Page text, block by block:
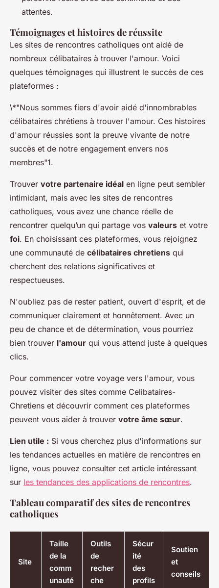
attentes.
Témoignages et histoires de réussite
Les sites de rencontres catholiques ont aidé de
nombreux célibataires à trouver l'amour. Voici
quelques témoignages qui illustrent le succès de ces
plateformes :
\*"Nous sommes fiers d'avoir aidé d'innombrables
célibataires chrétiens à trouver l'amour. Ces histoires
d'amour réussies sont la preuve vivante de notre
succès et de notre engagement envers nos
membres"1.
Trouver votre partenaire idéal en ligne peut sembler
intimidant, mais avec les sites de rencontres
catholiques, vous avez une chance réelle de
rencontrer quelqu’un qui partage vos valeurs et votre
foi. En choisissant ces plateformes, vous rejoignez
une communauté de célibataires chretiens qui
cherchent des relations significatives et
respectueuses.
N'oubliez pas de rester patient, ouvert d'esprit, et de
communiquer clairement et honnêtement. Avec un
peu de chance et de détermination, vous pourriez
bien trouver l'amour qui vous attend juste à quelques
clics.
Pour commencer votre voyage vers l'amour, vous
pouvez visiter des sites comme Celibataires-
Chretiens et découvrir comment ces plateformes
peuvent vous aider à trouver votre âme sœur.
Lien utile : Si vous cherchez plus d'informations sur
les tendances actuelles en matière de rencontres en
ligne, vous pouvez consulter cet article intéressant
sur les tendances des applications de rencontres.
Tableau comparatif des sites de rencontres
catholiques
Site
Taille
de la
comm
unauté
Outils
de
recher
che
Sécur
ité
des
profils
Soutien
et
conseils